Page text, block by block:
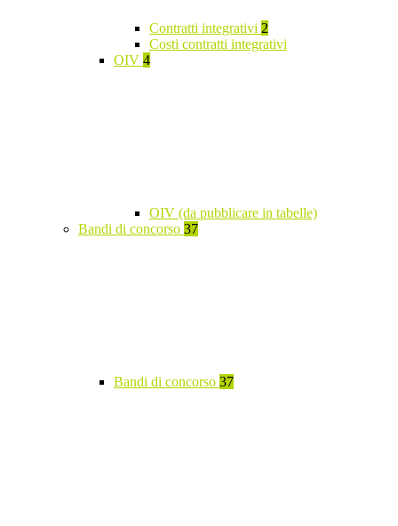
Contratti integrativi 2
Costi contratti integrativi
OIV 4
OIV (da pubblicare in tabelle)
Bandi di concorso 37
Bandi di concorso 37